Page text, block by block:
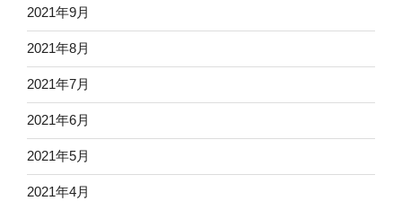
2021年9月
2021年8月
2021年7月
2021年6月
2021年5月
2021年4月